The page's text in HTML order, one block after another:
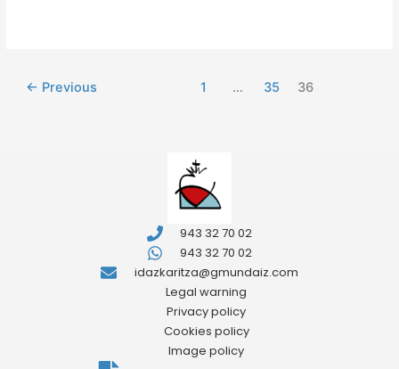
← Previous 1 … 35 36
943 32 70 02
943 32 70 02
idazkaritza@gmundaiz.com
Legal warning
Privacy policy
Cookies policy
Image policy